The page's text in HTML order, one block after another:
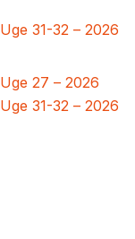
Uge 31-32 – 2026
Uge 27 – 2026
Uge 31-32 – 2026